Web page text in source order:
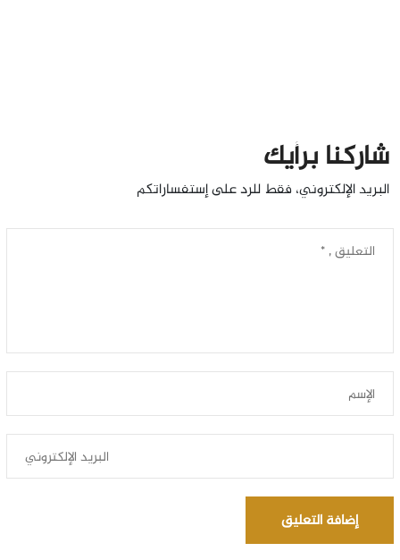
شاركنا برأيك
البريد الإلكتروني، فقط للرد على إستفساراتكم
إضافة التعليق